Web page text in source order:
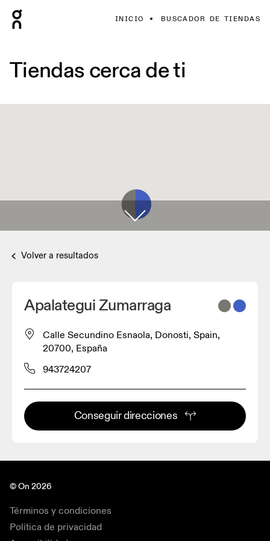
INICIO BUSCADOR DE TIENDAS
Tiendas cerca de ti
Volver a resultados
Apalategui Zumarraga
Calle Secundino Esnaola, Donosti, Spain,
20700, España
943724207
Conseguir direcciones
© On 2026
Términos y condiciones
Política de privacidad